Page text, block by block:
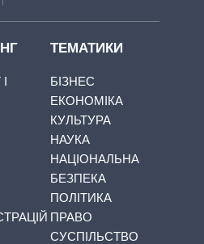
ТЕМАТИКИ
БІЗНЕС
ЕКОНОМІКА
КУЛЬТУРА
НАУКА
НАЦІОНАЛЬНА
БЕЗПЕКА
ПОЛІТИКА
ПРАВО
СУСПІЛЬСТВО